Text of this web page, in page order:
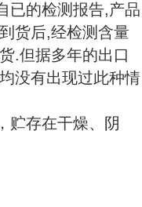
已的检测报告,产品
货后,经检测含量
.但据多年的出口
没有出现过此种情
贮存在干燥、阴